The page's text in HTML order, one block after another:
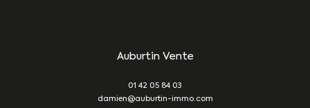
Auburtin Vente
01 42 05 84 03
damien@auburtin-immo.com